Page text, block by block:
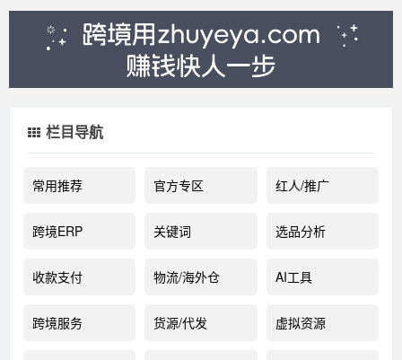
栏目导航
常用推荐 官方专区 红人/推广
跨境ERP 关键词 选品分析
收款支付 物流/海外仓 AI工具
跨境服务 货源/代发 虚拟资源